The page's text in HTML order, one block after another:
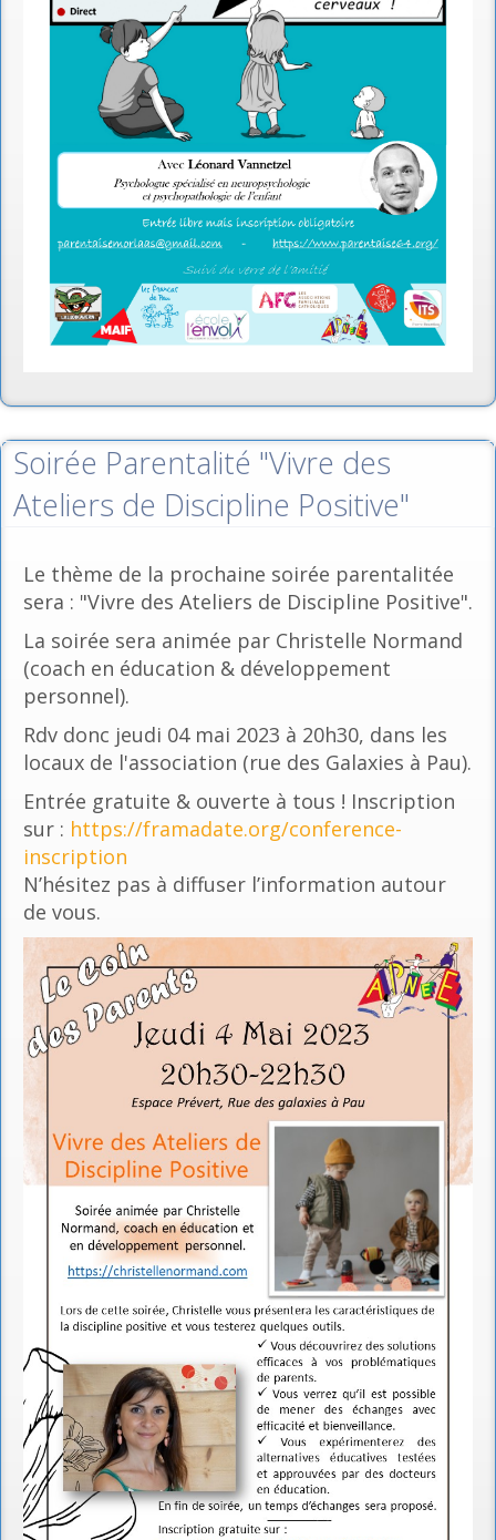
Soirée Parentalité "Vivre des
Ateliers de Discipline Positive"
Le thème de la prochaine soirée parentalitée
sera : "Vivre des Ateliers de Discipline Positive".
La soirée sera animée par Christelle Normand
(coach en éducation & développement
personnel).
Rdv donc jeudi 04 mai 2023 à 20h30, dans les
locaux de l'association (rue des Galaxies à Pau).
Entrée gratuite & ouverte à tous ! Inscription
sur : https://framadate.org/conference-
inscription
N’hésitez pas à diffuser l’information autour
de vous.